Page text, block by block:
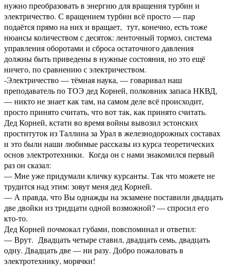
нужно преобразовать в энергию для вращения турбин и
электричество. С вращением турбин всё просто — пар
подаётся прямо на них и вращает, тут, конечно, есть тоже
нюансы количеством с десяток: ленточный тормоз, система
управления оборотами и сброса остаточного давления
должны быть приведены в нужные состояния, но это ещё
ничего, по сравнению с электричеством.
-Электричество — тёмная наука, — говаривал наш
преподаватель по ТОЭ дед Корней, полковник запаса НКВД,
— никто не знает как там, на самом деле всё происходит,
просто принято считать, что вот так, как принято считать.
Дед Корней, кстати во время войны вывозил эстонских
проституток из Таллина за Урал в железнодорожных составах
и это были наши любимые рассказы из курса теоретических
основ электротехники. Когда он с нами знакомился первый
раз он сказал:
— Мне уже придумали кличку курсанты. Так что можете не
трудится над этим: зовут меня дед Корней.
— А правда, что Вы однажды на экзамене поставили двадцать
две двойки из тридцати одной возможной? — спросил его
кто-то.
Дед Корней почмокал губами, повспоминал и ответил:
— Врут. Двадцать четыре ставил, двадцать семь, двадцать
одну. Двадцать две — ни разу. Добро пожаловать в
электротехнику, морячки!